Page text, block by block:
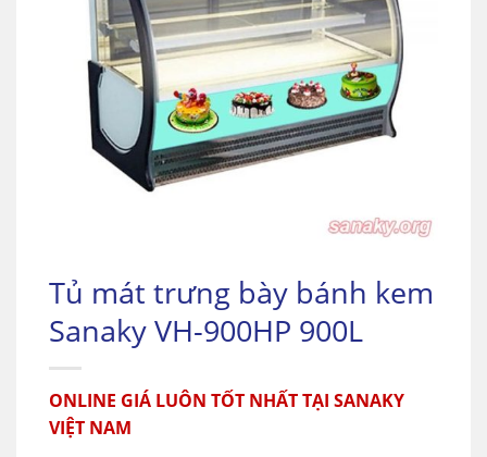
Tủ mát trưng bày bánh kem
Sanaky VH-900HP 900L
ONLINE GIÁ LUÔN TỐT NHẤT TẠI SANAKY
VIỆT NAM